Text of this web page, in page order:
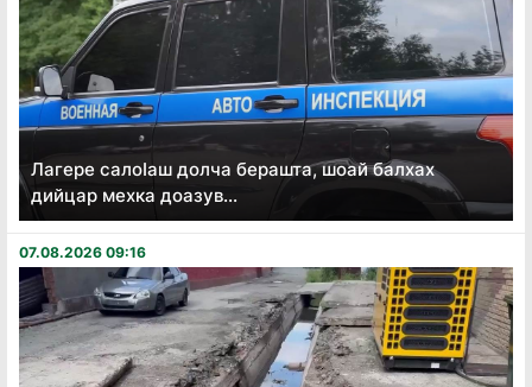
Лагере салоӏаш долча берашта, шоай балхах
дийцар мехка доазув...
07.08.2026 09:16